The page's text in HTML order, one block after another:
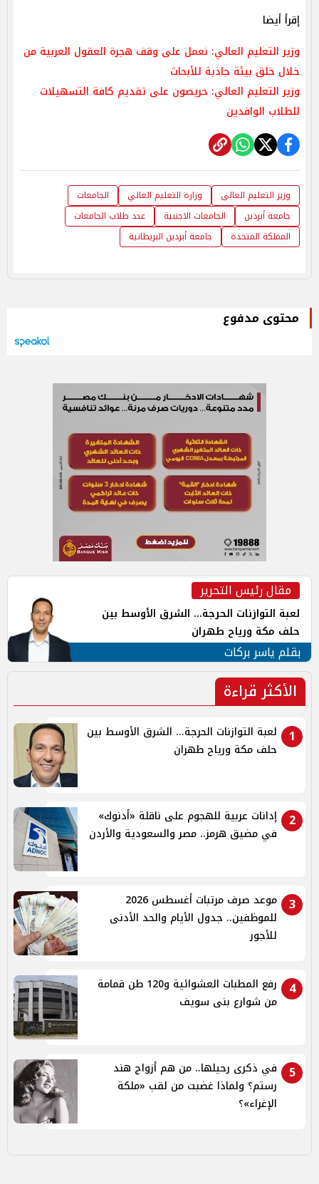
إقرأ أيضا
وزير التعليم العالي: نعمل على وقف هجرة العقول العربية من
خلال خلق بيئة جاذبة للأبحاث
وزير التعليم العالي: حريصون على تقديم كافة التسهيلات
للطلاب الوافدين
وزير التعليم العالى وزارة التعليم العالي
الجامعات
جامعة أبردين
الجامعات الاجنبية
عدد طلاب الجامعات
المملكة المتحدة
جامعة أبردين البريطانية
محتوى مدفوع
مقال رئيس التحرير
لعبة التوازنات الحرجة... الشرق الأوسط بين
حلف مكة ورياح طهران
بقلم ياسر بركات
الأكثر قراءة
1
لعبة التوازنات الحرجة... الشرق الأوسط بين
حلف مكة ورياح طهران
2
إدانات عربية للهجوم على ناقلة «أدنوك»
في مضيق هرمز.. مصر والسعودية والأردن
3
موعد صرف مرتبات أغسطس 2026
للموظفين.. جدول الأيام والحد الأدنى
للأجور
4
رفع المطبات العشوائية و120 طن قمامة
من شوارع بنى سويف
5
في ذكرى رحيلها.. من هم أزواج هند
رستم؟ ولماذا غضبت من لقب «ملكة
الإغراء»؟